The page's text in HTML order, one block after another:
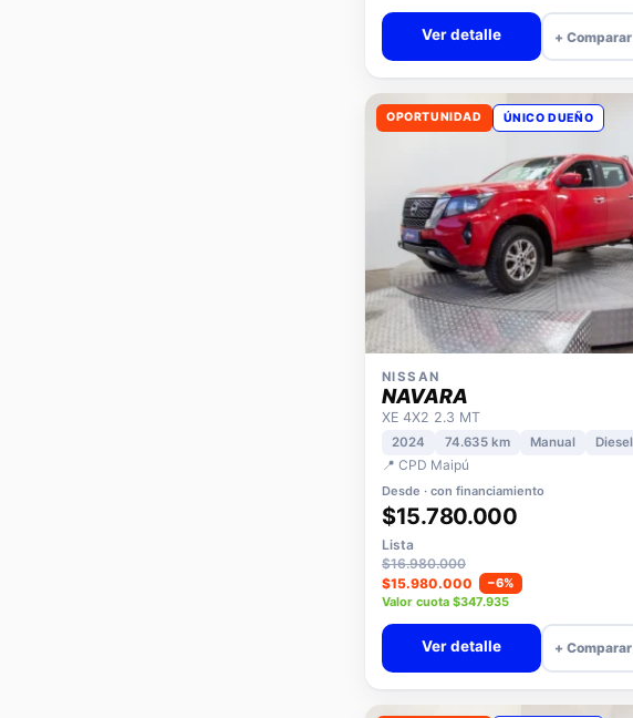
Ver detalle + Comparar
OPORTUNIDAD ÚNICO DUEÑO
NISSAN
NAVARA
XE 4X2 2.3 MT
2024 74.635 km Manual Diesel
📍 CPD Maipú
Desde · con financiamiento
$15.780.000
Lista
$16.980.000
$15.980.000
−6%
Valor cuota $347.935
Ver detalle + Comparar